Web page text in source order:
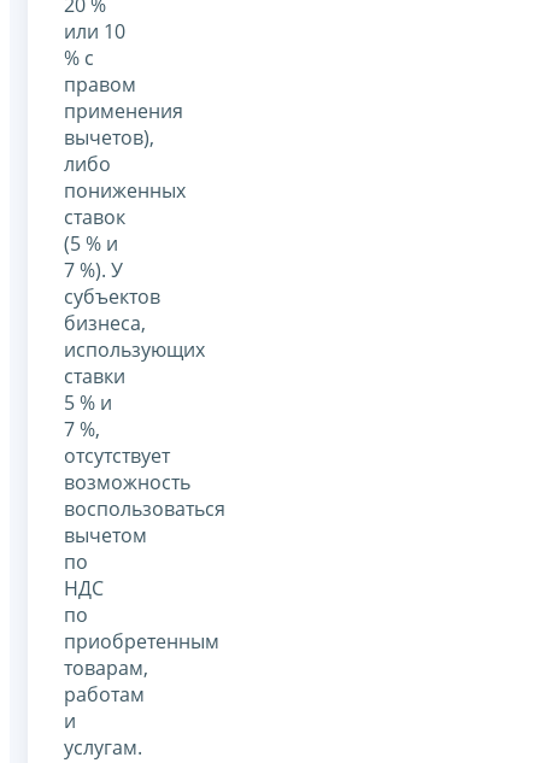
или 10
% с
правом
применения
вычетов),
либо
пониженных
ставок
(5 % и
7 %). У
субъектов
бизнеса,
использующих
ставки
5 % и
7 %,
отсутствует
возможность
воспользоваться
вычетом
по
НДС
по
приобретенным
товарам,
работам
и
услугам.